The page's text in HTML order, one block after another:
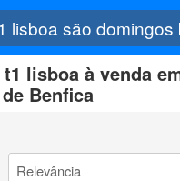
lisboa à venda
Benfica